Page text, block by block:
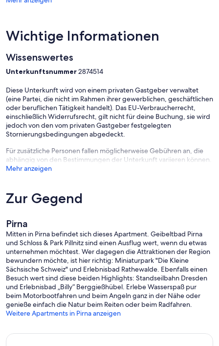
Wichtige Informationen
Wissenswertes
Unterkunftsnummer2874514
Diese Unterkunft wird von einem privaten Gastgeber verwaltet
(eine Partei, die nicht im Rahmen ihrer gewerblichen, geschäftlichen
oder beruflichen Tätigkeit handelt). Das EU-Verbraucherrecht,
einschließlich Widerrufsrecht, gilt nicht für deine Buchung, sie wird
jedoch von den vom privaten Gastgeber festgelegten
Stornierungsbedingungen abgedeckt.
Für zusätzliche Personen fallen möglicherweise Gebühren an, die
abhängig von den Bestimmungen der Unterkunft variieren können.
Mehr anzeigen
Zur Gegend
Pirna
Mitten in Pirna befindet sich dieses Apartment. Geibeltbad Pirna
und Schloss & Park Pillnitz sind einen Ausflug wert, wenn du etwas
unternehmen möchtest. Wer dagegen die Attraktionen der Region
bewundern möchte, ist hier richtig: Miniaturpark "Die Kleine
Sächsische Schweiz" und Erlebnisbad Rathewalde. Ebenfalls einen
Besuch wert sind diese beiden Highlights: Standseilbahn Dresden
und Erlebnisbad „Billy“ Berggießhübel. Erlebe Wasserspaß pur
beim Motorbootfahren und beim Angeln ganz in der Nähe oder
genieße einfach die Natur beim Reiten oder beim Radfahren.
Weitere Apartments in Pirna anzeigen